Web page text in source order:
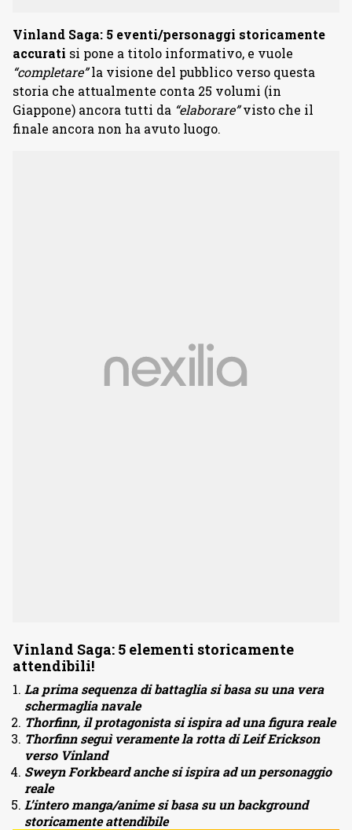
Vinland Saga: 5 eventi/personaggi storicamente
accurati si pone a titolo informativo, e vuole
“completare”la visione del pubblico verso questa
storia che attualmente conta 25 volumi (in
Giappone) ancora tutti da “elaborare”visto che il
finale ancora non ha avuto luogo.
Vinland Saga: 5 elementi storicamente
attendibili!
La prima sequenza di battaglia si basa su una vera
schermaglia navale
Thorfinn, il protagonista si ispira ad una figura reale
Thorfinn seguì veramente la rotta di Leif Erickson
verso Vinland
Sweyn Forkbeard anche si ispira ad un personaggio
reale
L’intero manga/anime si basa su un background
storicamente attendibile